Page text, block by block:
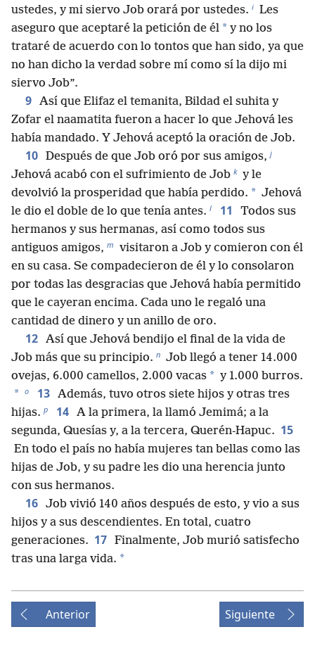
ustedes, y mi siervo Job orará por ustedes. i Les
aseguro que aceptaré la petición de él * y no los
trataré de acuerdo con lo tontos que han sido, ya que
no han dicho la verdad sobre mí como sí la dijo mi
siervo Job”.
9 Así que Elifaz el temanita, Bildad el suhita y
Zofar el naamatita fueron a hacer lo que Jehová les
había mandado. Y Jehová aceptó la oración de Job.
10 Después de que Job oró por sus amigos, j
Jehová acabó con el sufrimiento de Job k y le
devolvió la prosperidad que había perdido. * Jehová
le dio el doble de lo que tenía antes. l 11
Todos sus
hermanos y sus hermanas, así como todos sus
antiguos amigos, m visitaron a Job y comieron con él
en su casa. Se compadecieron de él y lo consolaron
por todas las desgracias que Jehová había permitido
que le cayeran encima. Cada uno le regaló una
cantidad de dinero y un anillo de oro.
12 Así que Jehová bendijo el final de la vida de
Job más que su principio. n Job llegó a tener 14.000
ovejas, 6.000 camellos, 2.000 vacas * y 1.000 burros.
* o 13 Además, tuvo otros siete hijos y otras tres
hijas. p 14 A la primera, la llamó Jemimá; a la
segunda, Quesías y, a la tercera, Querén-Hapuc. 15
En todo el país no había mujeres tan bellas como las
hijas de Job, y su padre les dio una herencia junto
con sus hermanos.
16 Job vivió 140 años después de esto, y vio a sus
hijos y a sus descendientes. En total, cuatro
generaciones. 17 Finalmente, Job murió satisfecho
tras una larga vida. *
Anterior Siguiente